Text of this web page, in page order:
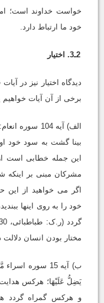
خواست خداوند است؛
خود ما ارتباط دارد.
2ـ3. اختیار
دیدگاه اختیار نیز در
برخى از آن آیات
الف) آیه 104
بینا گشت به سود خود
این جمله خطابى است
مشرکان مبنى بر اینکه
اگر مى خواهید از
خود را به روى اینها
مختار بودن انسان دلالت
ب) آیه 15 سوره
یَضِلُّ عَلَیْهَا؛ هرکس هدایت
و هرکس گمراه گردد